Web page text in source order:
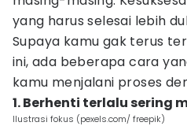
yang harus selesai lebih
Supaya kamu gak terus
ini, ada beberapa cara
kamu menjalani proses
1. Berhenti terlalu sering
Ilustrasi fokus (pexels.com/ freepik)